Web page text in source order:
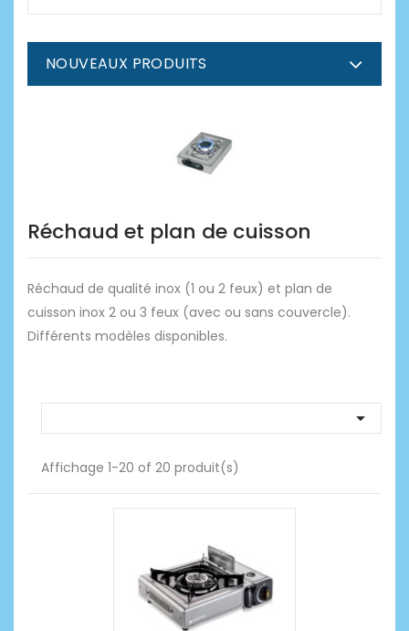
NOUVEAUX PRODUITS
Réchaud et plan de cuisson
Réchaud de qualité inox (1 ou 2 feux) et plan de
cuisson inox 2 ou 3 feux (avec ou sans couvercle).
Différents modèles disponibles.

Affichage 1-20 of 20 produit(s)